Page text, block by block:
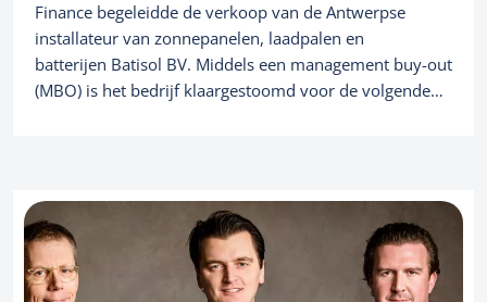
M&A transaction advisory
Family business succession planning
Owner buyout
About us
Finance begeleidde de verkoop van de Antwerpse
installateur van zonnepanelen, laadpalen en
batterijen Batisol BV. Middels een management buy-out
(MBO) is het bedrijf klaargestoomd voor de volgende
specialisatie van ons kantoor.